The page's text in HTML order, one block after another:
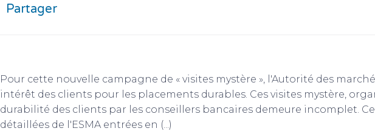
Partager
Pour cette nouvelle campagne de « visites mystère », l'Autorité des
intérêt des clients pour les placements durables. Ces visites mystère,
durabilité des clients par les conseillers bancaires demeure incomplet.
détaillées de l'ESMA entrées en (...)